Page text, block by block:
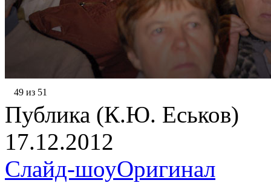
49 из 51
Публика (К.Ю. Еськов)
17.12.2012
Слайд-шоуОригинал